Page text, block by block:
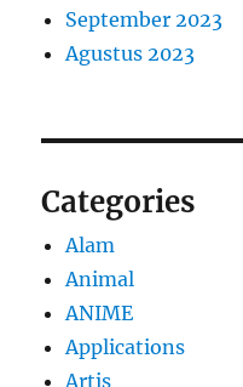
September 2023
Agustus 2023
Categories
Alam
Animal
ANIME
Applications
Artis